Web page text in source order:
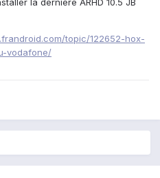
la dernière ARHD 10.5 JB
topic/122652-hox-
vodafone/